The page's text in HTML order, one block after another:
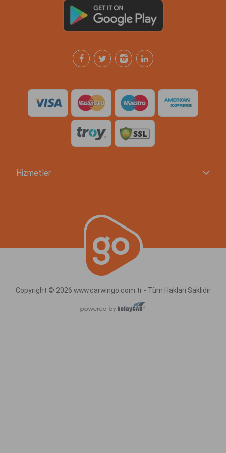
Hizmetler
Copyright © 2026 www.carwingo.com.tr - Tüm Hakları Saklıdır